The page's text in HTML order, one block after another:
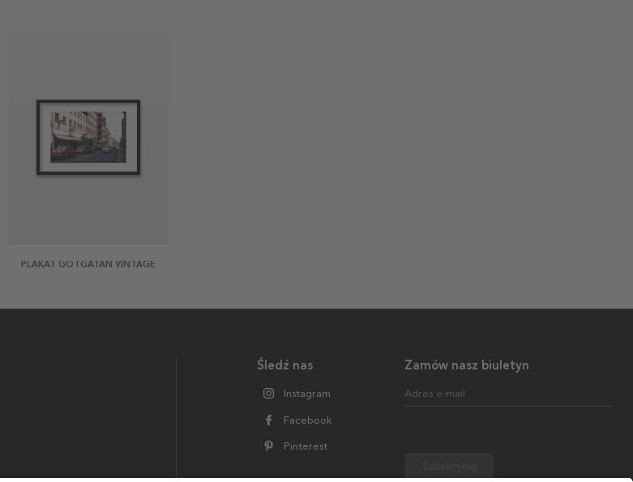
PLAKAT GÖTGATAN VINTAGE
Zamów nasz biuletyn
Adres e-mail
Śledź nas
Instagram
Facebook
Pinterest